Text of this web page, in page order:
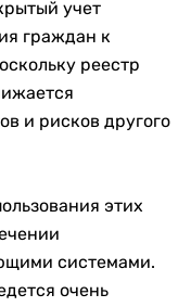
учет
граждан к
реестр
и рисков другого
этих
системами.
очень